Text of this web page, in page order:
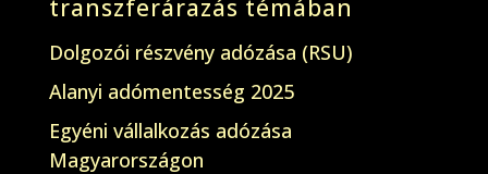
transzferárazás témában
Dolgozói részvény adózása (RSU)
Alanyi adómentesség 2025
Egyéni vállalkozás adózása
Magyarországon